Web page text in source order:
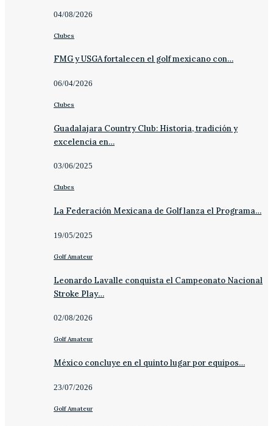
04/08/2026
Clubes
FMG y USGA fortalecen el golf mexicano con…
06/04/2026
Clubes
Guadalajara Country Club: Historia, tradición y
excelencia en…
03/06/2025
Clubes
La Federación Mexicana de Golf lanza el Programa…
19/05/2025
Golf Amateur
Leonardo Lavalle conquista el Campeonato Nacional
Stroke Play…
02/08/2026
Golf Amateur
México concluye en el quinto lugar por equipos…
23/07/2026
Golf Amateur